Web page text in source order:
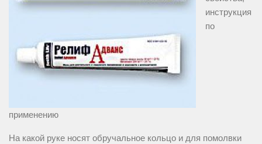
инструкция
по
применению
На какой руке носят обручальное кольцо и для помолвки